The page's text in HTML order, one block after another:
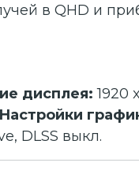
в QHD и
дисплея:1920
Настройки
DLSS выкл.